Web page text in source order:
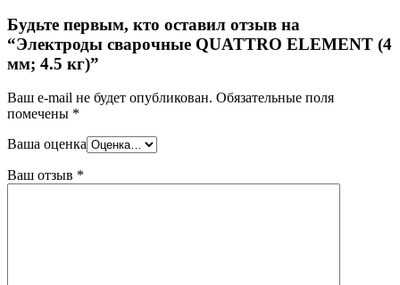
Будьте первым, кто оставил отзыв на
“Электроды сварочные QUATTRO ELEMENT (4
мм; 4.5 кг)”
Ваш e-mail не будет опубликован. Обязательные поля
помечены *
Ваша оценка
Ваш отзыв *